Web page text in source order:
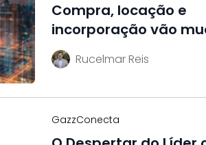
Compra, locação e
incorporação vão
Rucelmar Reis
GazzConecta